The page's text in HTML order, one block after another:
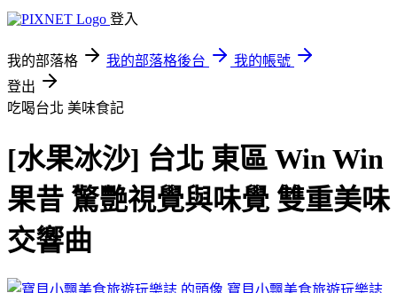
登入
我的部落格 我的部落格後台
我的帳號
登出
吃喝台北 美味食記
[水果冰沙] 台北 東區 Win Win
果昔 驚艷視覺與味覺 雙重美味
交響曲
寶貝小飄美食旅遊玩樂誌